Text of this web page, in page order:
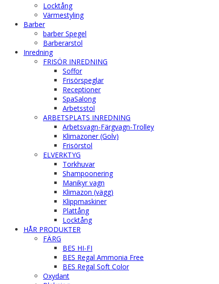
Locktång
Värmestyling
Barber
barber Spegel
Barberarstol
Inredning
FRISÖR INREDNING
Soffor
Frisörspeglar
Receptioner
SpaSalong
Arbetsstol
ARBETSPLATS INREDNING
Arbetsvagn-Färgvagn-Trolley
Klimazoner (Golv)
Frisörstol
ELVERKTYG
Torkhuvar
Shampoonering
Manikyr vagn
Klimazon (vägg)
Klippmaskiner
Plattång
Locktång
HÅR PRODUKTER
FÄRG
BES HI-FI
BES Regal Ammonia Free
BES Regal Soft Color
Oxydant